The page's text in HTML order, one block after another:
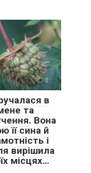
0
в
та
Вона
її сина й
і
вирішила
місцях…